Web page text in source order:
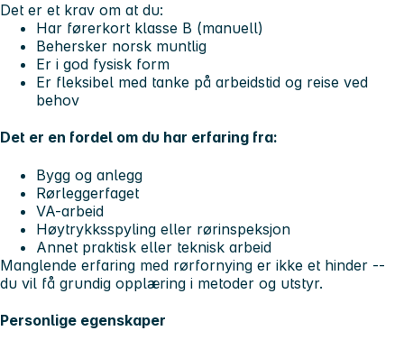
Det er et krav om at du:
Har førerkort klasse B (manuell)
Behersker norsk muntlig
Er i god fysisk form
Er fleksibel med tanke på arbeidstid og reise ved
behov
Det er en fordel om du har erfaring fra:
Bygg og anlegg
Rørleggerfaget
VA-arbeid
Høytrykksspyling eller rørinspeksjon
Annet praktisk eller teknisk arbeid
Manglende erfaring med rørfornying er ikke et hinder --
du vil få grundig opplæring i metoder og utstyr.
Personlige egenskaper